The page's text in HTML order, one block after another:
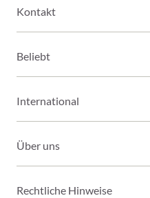
Kontakt
Beliebt
International
Über uns
Rechtliche Hinweise